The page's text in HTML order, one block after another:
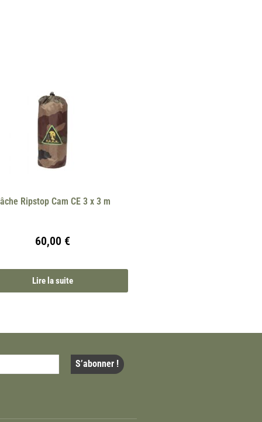
Ripstop Cam CE 3 x 3 m
60,00 €
Lire la suite